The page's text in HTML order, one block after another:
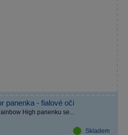
panenka - fialové oči
High panenku se...
Skladem